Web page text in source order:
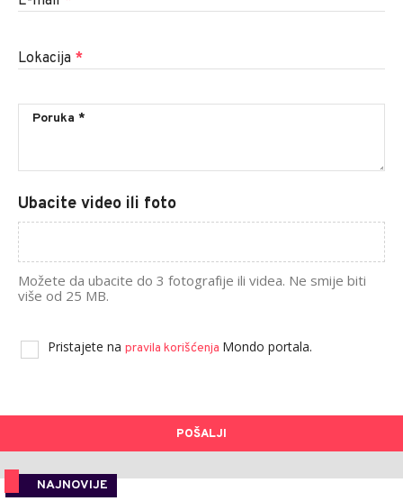
Lokacija *
Ubacite video ili foto
Možete da ubacite do 3 fotografije ili videa. Ne smije biti
više od 25 MB.
Pristajete na pravila korišćenja Mondo portala.
POŠALJI
NAJNOVIJE